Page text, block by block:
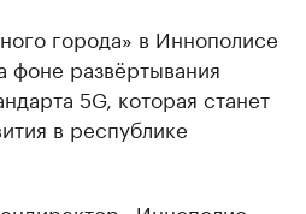
города» в Иннополисе
фоне развёртывания
5G, которая станет
в республике